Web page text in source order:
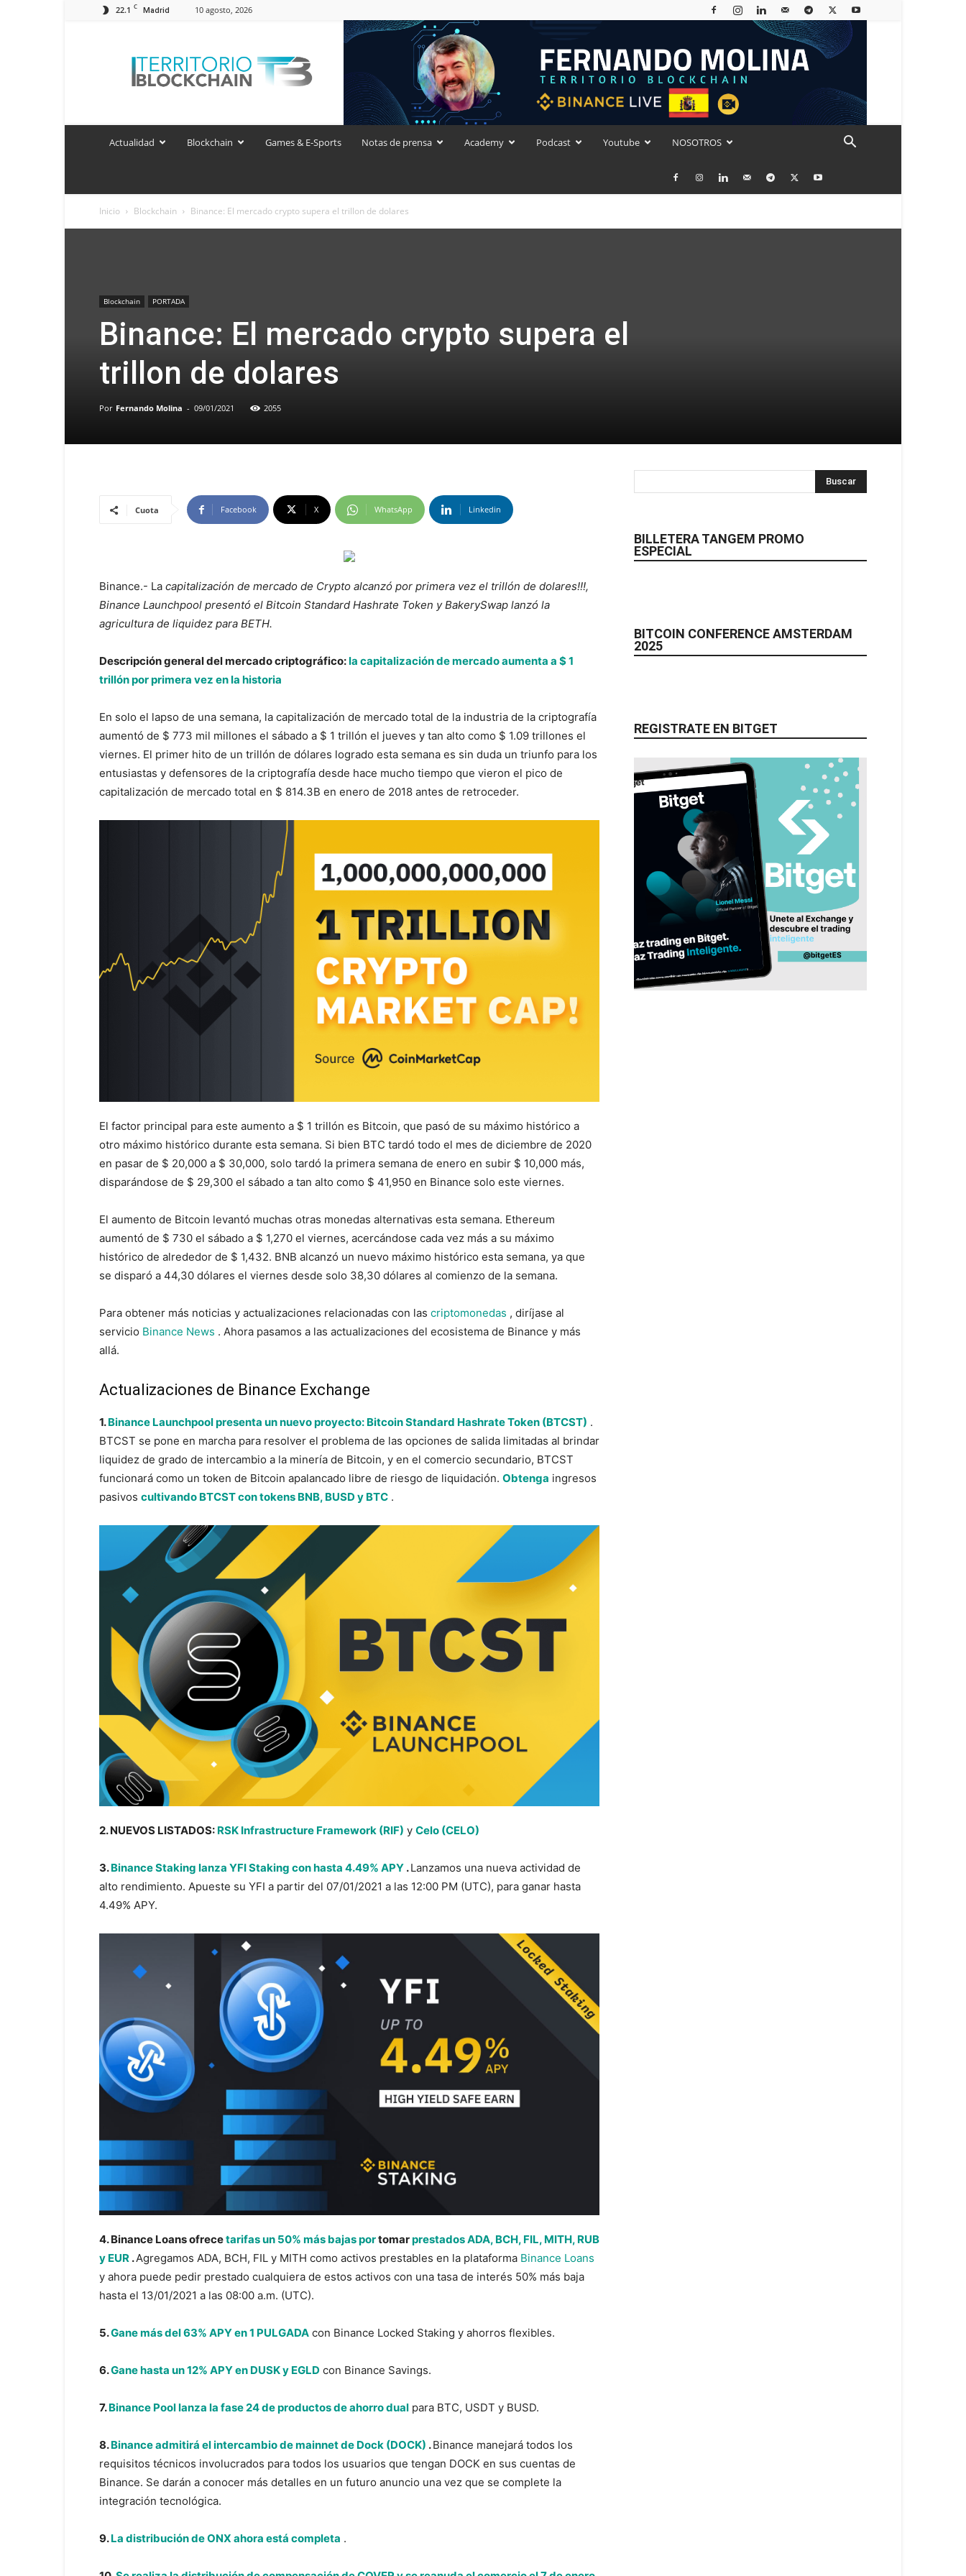
22.1 C Madrid 10 agosto, 2026
Blockchain
Actualidad Blockchain Games & E-Sports Notas de prensa Academy Podcast Youtube NOSOTROS
Inicio Blockchain Binance: El mercado crypto supera el trillon de dolares
Blockchain PORTADA
Binance: El mercado crypto supera el
trillon de dolares
Por Fernando Molina - 09/01/2021 2055
Cuota Facebook X WhatsApp Linkedin
Binance.- La capitalización de mercado de Crypto alcanzó por primera vez el trillón de dolares!!!,
Binance Launchpool presentó el Bitcoin Standard Hashrate Token y BakerySwap lanzó la
agricultura de liquidez para BETH.
Descripción general del mercado criptográfico:la capitalización de mercado aumenta a $ 1
trillón por primera vez en la historia
En solo el lapso de una semana, la capitalización de mercado total de la industria de la criptografía
aumentó de $ 773 mil millones el sábado a $ 1 trillón el jueves y tan alto como $ 1.09 trillones el
viernes. El primer hito de un trillón de dólares logrado esta semana es sin duda un triunfo para los
entusiastas y defensores de la criptografía desde hace mucho tiempo que vieron el pico de
capitalización de mercado total en $ 814.3B en enero de 2018 antes de retroceder.
El factor principal para este aumento a $ 1 trillón es Bitcoin, que pasó de su máximo histórico a
otro máximo histórico durante esta semana. Si bien BTC tardó todo el mes de diciembre de 2020
en pasar de $ 20,000 a $ 30,000, solo tardó la primera semana de enero en subir $ 10,000 más,
disparándose de $ 29,300 el sábado a tan alto como $ 41,950 en Binance solo este viernes.
El aumento de Bitcoin levantó muchas otras monedas alternativas esta semana. Ethereum
aumentó de $ 730 el sábado a $ 1,270 el viernes, acercándose cada vez más a su máximo
histórico de alrededor de $ 1,432. BNB alcanzó un nuevo máximo histórico esta semana, ya que
se disparó a 44,30 dólares el viernes desde solo 38,30 dólares al comienzo de la semana.
Para obtener más noticias y actualizaciones relacionadas con las criptomonedas , diríjase al
servicio Binance News . Ahora pasamos a las actualizaciones del ecosistema de Binance y más
allá.
Actualizaciones de Binance Exchange
1.Binance Launchpool presenta un nuevo proyecto: Bitcoin Standard Hashrate Token (BTCST) .
BTCST se pone en marcha para resolver el problema de las opciones de salida limitadas al brindar
liquidez de grado de intercambio a la minería de Bitcoin, y en el comercio secundario, BTCST
funcionará como un token de Bitcoin apalancado libre de riesgo de liquidación. Obtenga ingresos
pasivos cultivando BTCST con tokens BNB, BUSD y BTC .
2. NUEVOS LISTADOS: RSK Infrastructure Framework (RIF) y Celo (CELO)
3.Binance Staking lanza YFI Staking con hasta 4.49% APY .Lanzamos una nueva actividad de
alto rendimiento. Apueste su YFI a partir del 07/01/2021 a las 12:00 PM (UTC), para ganar hasta
4.49% APY.
4. Binance Loans ofrecetarifas un 50% más bajas portomarprestados ADA, BCH, FIL, MITH, RUB
y EUR .Agregamos ADA, BCH, FIL y MITH como activos prestables en la plataforma Binance Loans
y ahora puede pedir prestado cualquiera de estos activos con una tasa de interés 50% más baja
hasta el 13/01/2021 a las 08:00 a.m. (UTC).
5.Gane más del 63% APY en 1 PULGADA con Binance Locked Staking y ahorros flexibles.
6.Gane hasta un 12% APY en DUSK y EGLD con Binance Savings.
7.Binance Pool lanza la fase 24 de productos de ahorro dual para BTC, USDT y BUSD.
8.Binance admitirá el intercambio de mainnet de Dock (DOCK) .Binance manejará todos los
requisitos técnicos involucrados para todos los usuarios que tengan DOCK en sus cuentas de
Binance. Se darán a conocer más detalles en un futuro anuncio una vez que se complete la
integración tecnológica.
9.La distribución de ONX ahora está completa .
BILLETERA TANGEM PROMO
ESPECIAL
BITCOIN CONFERENCE AMSTERDAM
2025
REGISTRATE EN BITGET